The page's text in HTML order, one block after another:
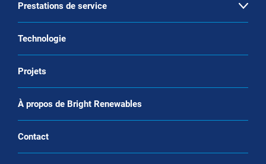
Liquéfaction du CO2
Systèmes de production de bioGNC
Systèmes de capture du carbone
Prestations de service Open
La valorisation du biogaz en tant que
service
Service d’échange de gaz renouvelable
Technologie
Projets
À propos de Bright Renewables
Contact